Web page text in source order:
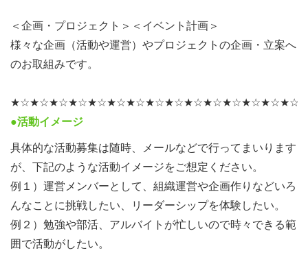
＜企画・プロジェクト＞＜イベント計画＞
様々な企画（活動や運営）やプロジェクトの企画・立案へ
のお取組みです。
●活動イメージ
具体的な活動募集は随時、メールなどで行ってまいります
が、下記のような活動イメージをご想定ください。
例１）運営メンバーとして、組織運営や企画作りなどいろ
んなことに挑戦したい、リーダーシップを体験したい。
例２）勉強や部活、アルバイトが忙しいので時々できる範
囲で活動がしたい。